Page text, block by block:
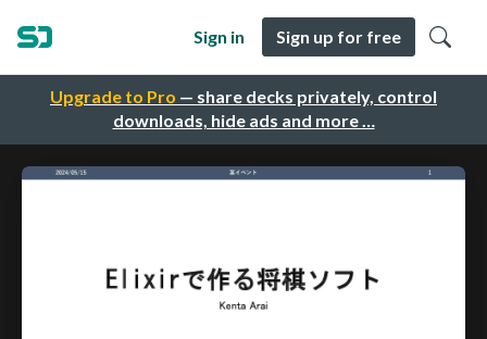
Upgrade to Pro — share decks privately, control
downloads, hide ads and more …
Sign in Sign up for free